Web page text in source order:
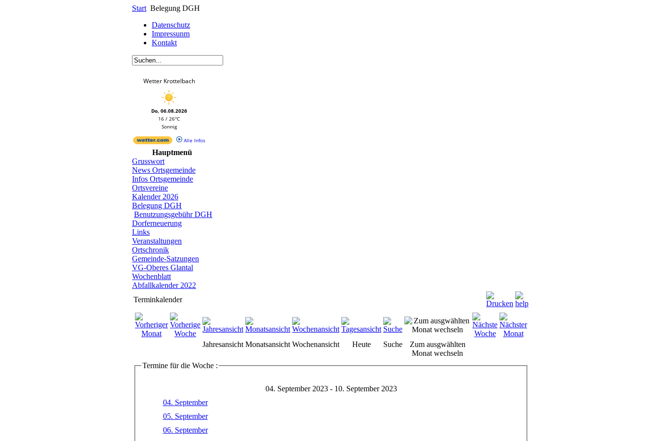
Start Belegung DGH
Datenschutz
Impressunm
Kontakt
Wetter Krottelbach
Do, 06.08.2026
16 / 26°C
Sonnig
Alle Infos
Hauptmenü
Grusswort
News Ortsgemeinde
Infos Ortsgemeinde
Ortsvereine
Kalender 2026
Belegung DGH
Benutzungsgebühr DGH
Dorferneuerung
Links
Veranstaltungen
Ortschronik
Gemeinde-Satzungen
VG-Oberes Glantal
Wochenblatt
Abfallkalender 2022
Terminkalender
Jahresansicht Monatsansicht Wochenansicht Heute Suche
Zum ausgwählten
Monat wechseln
Termine für die Woche :
04. September 2023 - 10. September 2023
04. September
05. September
06. September